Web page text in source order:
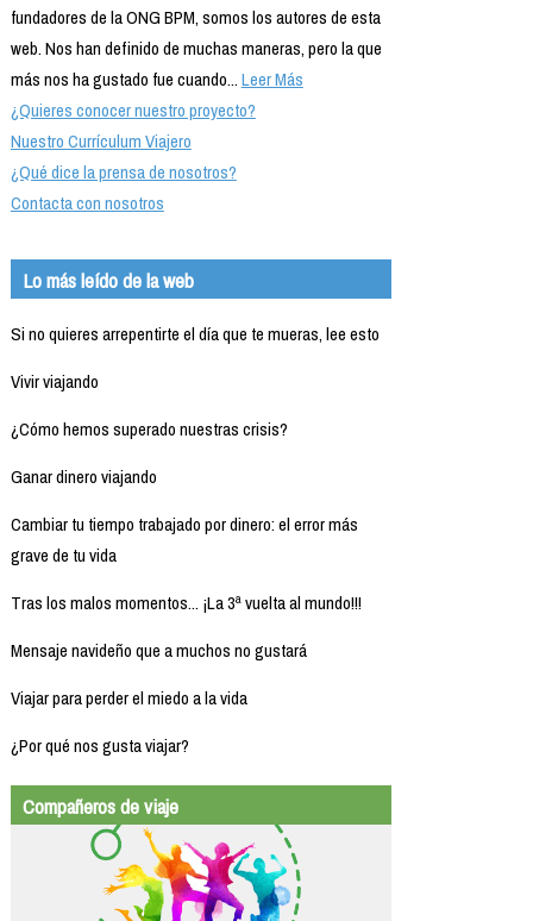
fundadores de la ONG BPM, somos los autores de esta
web. Nos han definido de muchas maneras, pero la que
más nos ha gustado fue cuando...Leer Más
¿Quieres conocer nuestro proyecto?
Nuestro Currículum Viajero
¿Qué dice la prensa de nosotros?
Contacta con nosotros
Lo más leído de la web
Si no quieres arrepentirte el día que te mueras, lee esto
Vivir viajando
¿Cómo hemos superado nuestras crisis?
Ganar dinero viajando
Cambiar tu tiempo trabajado por dinero: el error más
grave de tu vida
Tras los malos momentos... ¡La 3ª vuelta al mundo!!!
Mensaje navideño que a muchos no gustará
Viajar para perder el miedo a la vida
¿Por qué nos gusta viajar?
Compañeros de viaje